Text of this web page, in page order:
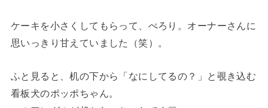
ケーキを小さくしてもらって、ぺろり。オーナーさんに
思いっきり甘えていました（笑）。
ふと見ると、机の下から「なにしてるの？」と覗き込む
看板犬のポッポちゃん。